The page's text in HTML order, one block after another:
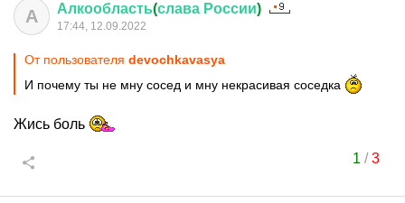
А Алкообласть(слава России)
17:44, 12.09.2022
От пользователя devochkavasya
И почему ты не мну сосед и мну некрасивая соседка
Жись боль
1 /3